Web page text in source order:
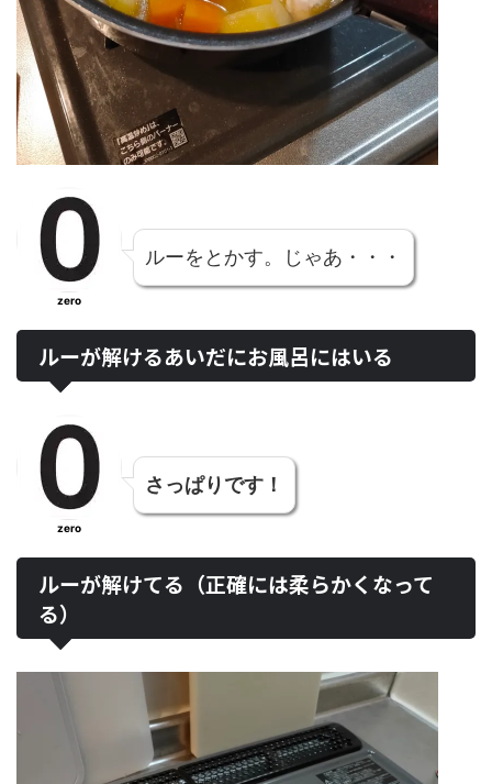
zero
ルーをとかす。じゃあ・・・
ルーが解けるあいだにお風呂にはいる
zero
さっぱりです！
ルーが解けてる（正確には柔らかくなって
る）